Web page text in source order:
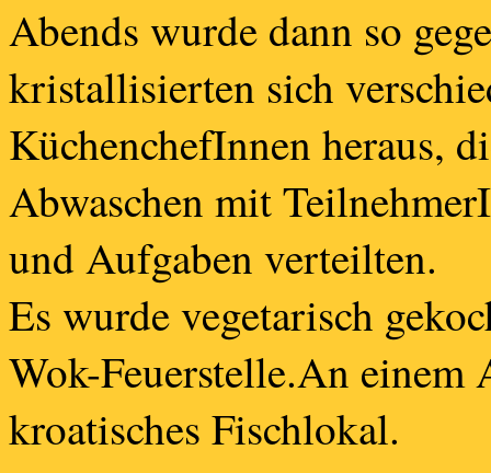
Abends wurde dann so
kristallisierten sich
KüchenchefInnen heraus,
Abwaschen mit
und Aufgaben verteilten.
Es wurde vegetarisch
Wok-Feuerstelle.An einem
kroatisches Fischlokal.